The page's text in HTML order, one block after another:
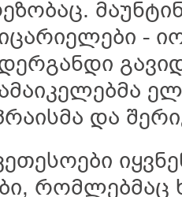
-
და
რომლებმაც